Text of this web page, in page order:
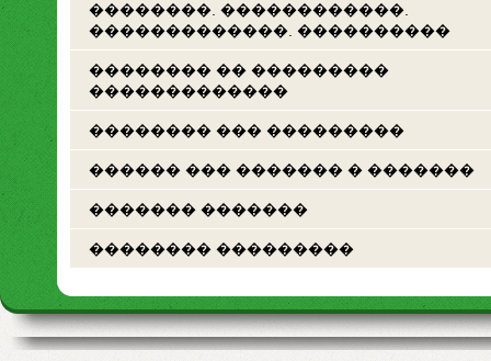
��������. ������������.
�������������. ����������
�������� �� ���������
�������������
�������� ��� ���������
������ ��� ������� � �������
������� �������
�������� ���������